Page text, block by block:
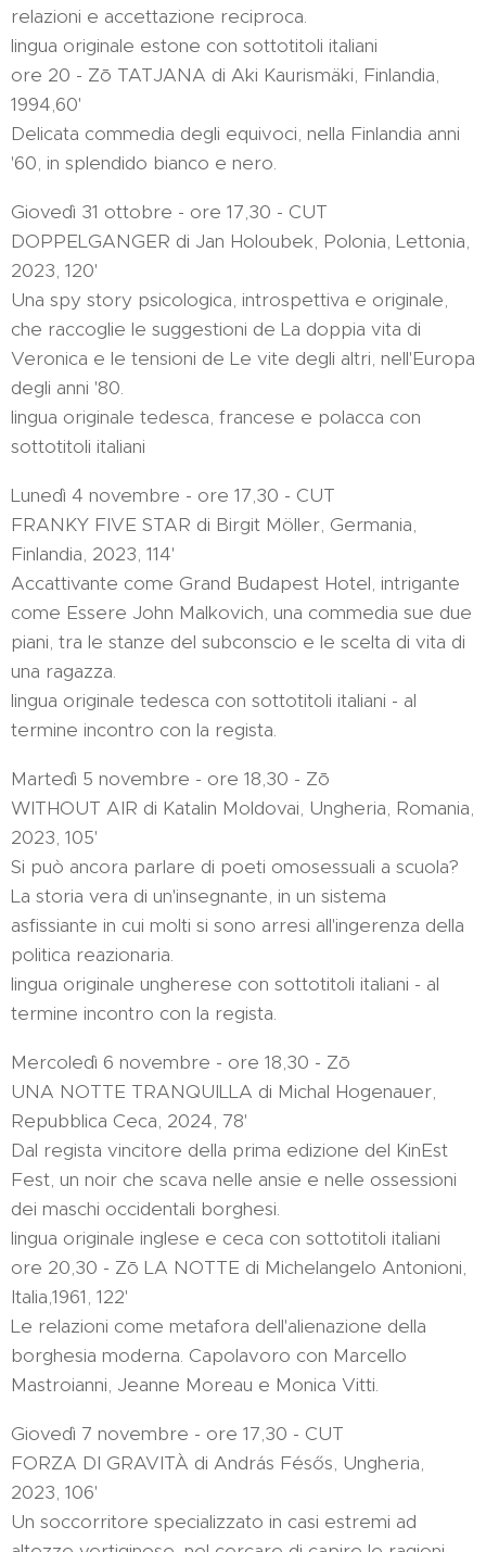
relazioni e accettazione reciproca.
lingua originale estone con sottotitoli italiani
ore 20 - Zō TATJANA di Aki Kaurismäki, Finlandia,
1994,60'
Delicata commedia degli equivoci, nella Finlandia anni
'60, in splendido bianco e nero.
Giovedì 31 ottobre - ore 17,30 - CUT
DOPPELGANGER di Jan Holoubek, Polonia, Lettonia,
2023, 120'
Una spy story psicologica, introspettiva e originale,
che raccoglie le suggestioni de La doppia vita di
Veronica e le tensioni de Le vite degli altri, nell'Europa
degli anni '80.
lingua originale tedesca, francese e polacca con
sottotitoli italiani
Lunedì 4 novembre - ore 17,30 - CUT
FRANKY FIVE STAR di Birgit Möller, Germania,
Finlandia, 2023, 114'
Accattivante come Grand Budapest Hotel, intrigante
come Essere John Malkovich, una commedia sue due
piani, tra le stanze del subconscio e le scelta di vita di
una ragazza.
lingua originale tedesca con sottotitoli italiani - al
termine incontro con la regista.
Martedì 5 novembre - ore 18,30 - Zō
WITHOUT AIR di Katalin Moldovai, Ungheria, Romania,
2023, 105'
Si può ancora parlare di poeti omosessuali a scuola?
La storia vera di un'insegnante, in un sistema
asfissiante in cui molti si sono arresi all'ingerenza della
politica reazionaria.
lingua originale ungherese con sottotitoli italiani - al
termine incontro con la regista.
Mercoledì 6 novembre - ore 18,30 - Zō
UNA NOTTE TRANQUILLA di Michal Hogenauer,
Repubblica Ceca, 2024, 78'
Dal regista vincitore della prima edizione del KinEst
Fest, un noir che scava nelle ansie e nelle ossessioni
dei maschi occidentali borghesi.
lingua originale inglese e ceca con sottotitoli italiani
ore 20,30 - Zō LA NOTTE di Michelangelo Antonioni,
Italia,1961, 122'
Le relazioni come metafora dell'alienazione della
borghesia moderna. Capolavoro con Marcello
Mastroianni, Jeanne Moreau e Monica Vitti.
Giovedì 7 novembre - ore 17,30 - CUT
FORZA DI GRAVITÀ di András Fésős, Ungheria,
2023, 106'
Un soccorritore specializzato in casi estremi ad